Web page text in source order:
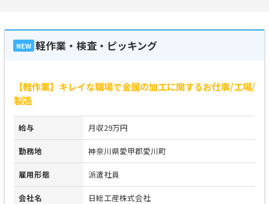
NEW 軽作業・検査・ピッキング
【軽作業】キレイな職場で金属の加工に関するお仕事/工場/
製造
給与 月収29万円
勤務地 神奈川県愛甲郡愛川町
雇用形態 派遣社員
会社名 日総工産株式会社